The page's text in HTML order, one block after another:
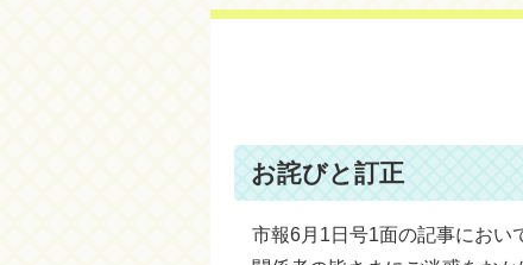
お詫びと訂正
市報6月1日号1面の記事におい